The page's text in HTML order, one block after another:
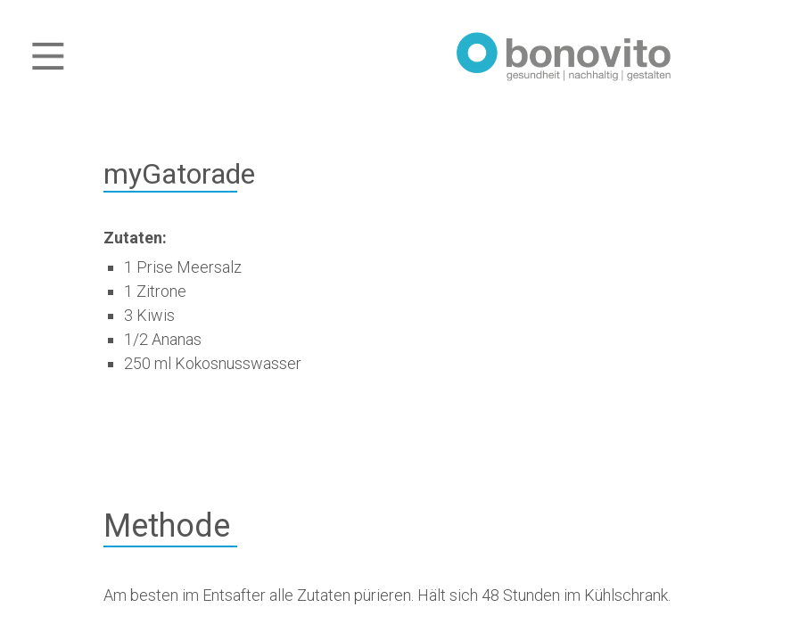
myGatorade
Zutaten:
1 Prise Meersalz
1 Zitrone
3 Kiwis
1/2 Ananas
250 ml Kokosnusswasser
Methode
Am besten im Entsafter alle Zutaten pürieren. Hält sich 48 Stunden im Kühlschrank.